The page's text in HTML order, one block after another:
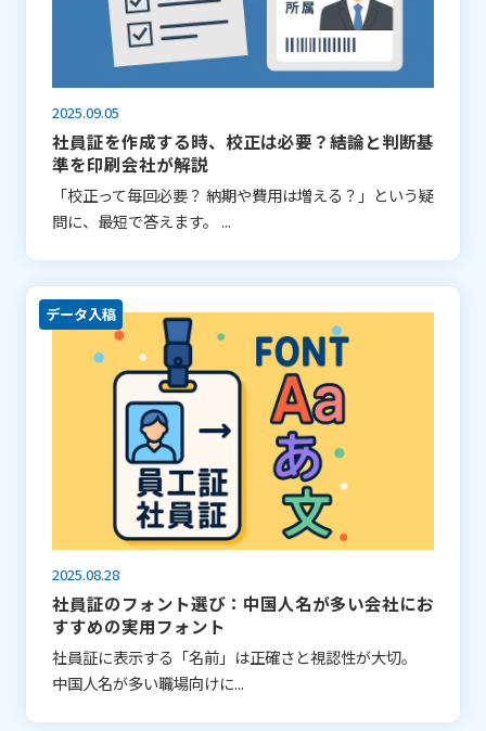
2025.09.05
社員証を作成する時、校正は必要？――結論と判断基
準を印刷会社が解説
「校正って毎回必要？ 納期や費用は増える？」という疑
問に、最短で答えます。 ...
データ入稿
2025.08.28
社員証のフォント選び：中国人名が多い会社にお
すすめの実用フォント
社員証に表示する「名前」は正確さと視認性が大切。
中国人名が多い職場向けに...